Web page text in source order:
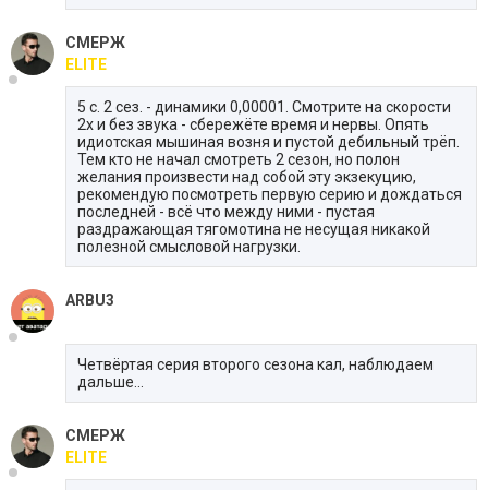
СМЕРЖ
ELITE
5 с. 2 сез. - динамики 0,00001. Смотрите на скорости
2х и без звука - сбережёте время и нервы. Опять
идиотская мышиная возня и пустой дебильный трёп.
Тем кто не начал смотреть 2 сезон, но полон
желания произвести над собой эту экзекуцию,
рекомендую посмотреть первую серию и дождаться
последней - всё что между ними - пустая
раздражающая тягомотина не несущая никакой
полезной смысловой нагрузки.
ARBU3
Четвёртая серия второго сезона кал, наблюдаем
дальше...
СМЕРЖ
ELITE